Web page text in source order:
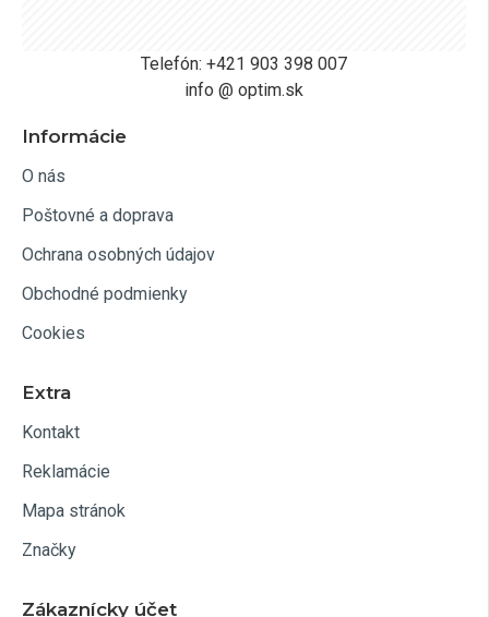
Telefón: +421 903 398 007
info @ optim.sk
Informácie
O nás
Poštovné a doprava
Ochrana osobných údajov
Obchodné podmienky
Cookies
Extra
Kontakt
Reklamácie
Mapa stránok
Značky
Zákaznícky účet